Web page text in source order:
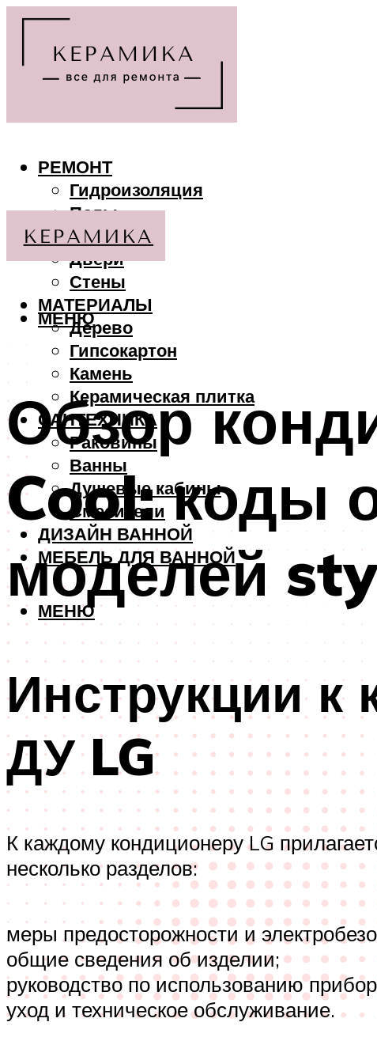
РЕМОНТ
Гидроизоляция
Полы
Потолки
Двери
Стены
МАТЕРИАЛЫ
Дерево
Гипсокартон
Камень
Керамическая плитка
САНТЕХНИКА
Раковины
Ванны
Душевые кабины
Смесители
ДИЗАЙН ВАННОЙ
МЕБЕЛЬ ДЛЯ ВАННОЙ
МЕНЮ
МЕНЮ
Обзор
Cool: коды
моделей
Инструкции к
ДУ LG
К каждому кондиционеру LG
несколько разделов:
меры предосторожности и
общие сведения об изделии;
руководство по использованию
уход и техническое обслуживание.